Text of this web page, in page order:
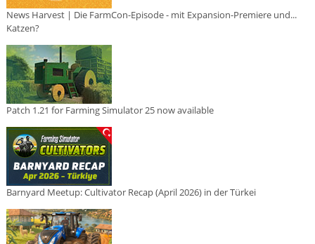
News Harvest | Die FarmCon-Episode - mit Expansion-Premiere und...
Katzen?
Patch 1.21 for Farming Simulator 25 now available
Barnyard Meetup: Cultivator Recap (April 2026) in der Türkei